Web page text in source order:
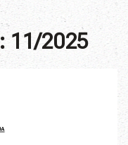
: 11/2025